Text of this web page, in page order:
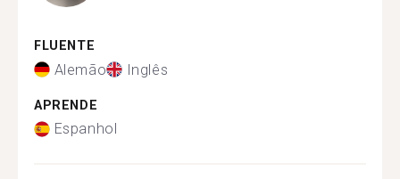
FLUENTE
Alemão Inglês
APRENDE
Espanhol